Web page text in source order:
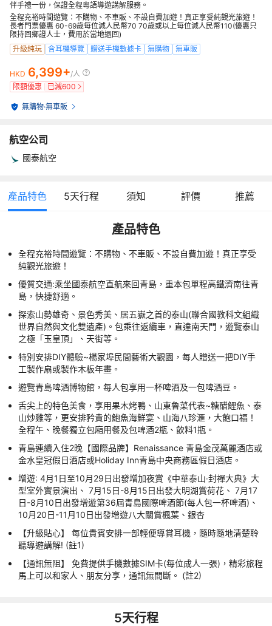
伴手禮一份，保證全程粵語導遊講解服務。
全程充裕時間遊覽：不購物、不車販、不設自費加遊！真正享受純觀光旅遊！
長者門票優惠 60-69歲每位減人民幣70 70歲或以上每位減人民幣110(優惠只
限持回鄉證人士，費用於當地退回)
升級純玩
含耳機導覽 贈送手機數據卡 無購物 無車販
HKD 6,399+/人
限額優惠
已減600
無購物·無車販
航空公司
國泰航空
產品特色 5天行程 須知 評價 推薦
產品特色
全程充裕時間遊覽：不購物、不車販、不設自費加遊！真正享受
純觀光旅遊！
優質交通:乘坐國泰航空直航來回青島，重本包單程高鐵濟南往青
島，快捷舒適。
探索山勢雄奇、景色秀美、居五嶽之首的泰山(聯合國教科文組織
世界自然與文化雙遺產)。包乘往返纜車，直達南天門，遊覽泰山
之極「玉皇頂」、天街等。
特別安排DIY體驗~楊家埠民間藝術大觀園，每人贈送一把DIY手
工製作扇或製作木板年畫。
遊覽青島啤酒博物館，每人包享用一杯啤酒及一包啤酒豆。
舌尖上的特色美食，享用果木烤鴨、山東魯菜代表~糖醋鯉魚、泰
山炒雞等，更安排矜貴的鮑魚海鮮宴、山海八珍滙，大飽口福！
全程午、晚餐獨立包廂用餐及包啤酒2瓶、飲料1瓶。
青島連續入住2晚【國際品牌】Renaissance 青島金茂萬麗酒店或
金水皇冠假日酒店或Holiday Inn青島中央商務區假日酒店。
增遊: 4月1日至10月29日出發增加夜賞《中華泰山‧封禪大典》大
型室外實景演出、 7月15日-8月15日出發大明湖賞荷花、 7月17
日-8月10日出發增遊第36屆青島國際啤酒節(每人包一杯啤酒)、
10月20日-11月10日出發增遊八大關賞楓葉、銀杏
【升級貼心】 每位貴賓安排一部輕便導賞耳機，隨時隨地清楚聆
聽導遊講解! (註1)
【通訊無阻】 免費提供手機數據SIM卡(每位成人一張)，精彩旅程
馬上可以和家人、朋友分享，通訊無間斷。 (註2)
5天行程